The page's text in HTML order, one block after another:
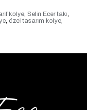
kolye Selin Ecer takı
, özel tasarım kolye,